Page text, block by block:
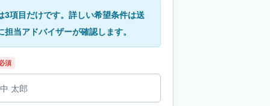
3項目だけです。詳しい希望条件は送
担当アドバイザーが確認します。
須